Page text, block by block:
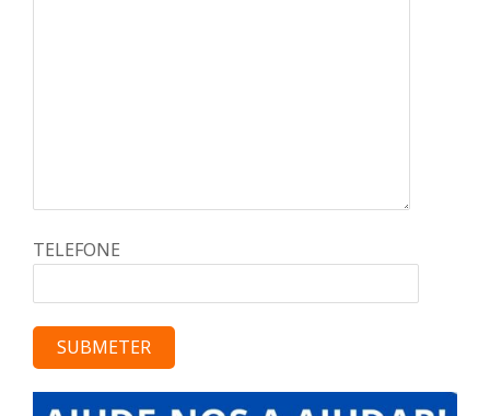
TELEFONE